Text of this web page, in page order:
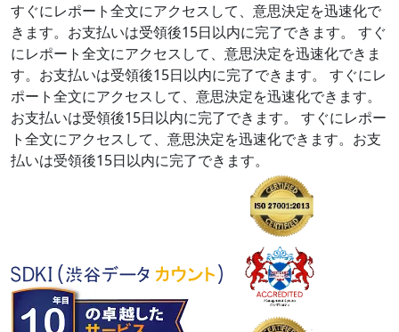
すぐにレポート全文にアクセスして、意思決定を迅速化で
きます。お支払いは受領後15日以内に完了できます。
すぐ
にレポート全文にアクセスして、意思決定を迅速化できま
す。お支払いは受領後15日以内に完了できます。
すぐにレ
ポート全文にアクセスして、意思決定を迅速化できます。
お支払いは受領後15日以内に完了できます。
すぐにレポー
ト全文にアクセスして、意思決定を迅速化できます。お支
払いは受領後15日以内に完了できます。